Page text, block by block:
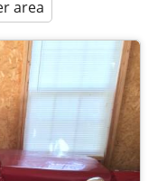
area